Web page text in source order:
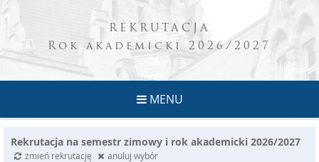
REKRUTACJA
Rok akademicki 2026/2027
MENU
Rekrutacja na semestr zimowy i rok akademicki 2026/2027
zmień rekrutację
anuluj wybór